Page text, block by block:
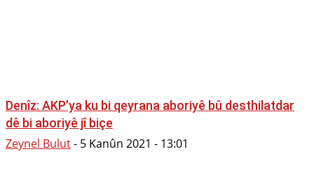
Denîz: AKP’ya ku bi qeyrana aboriyê bû desthilatdar
dê bi aboriyê jî biçe
Zeynel Bulut- 5 Kanûn 2021 - 13:01